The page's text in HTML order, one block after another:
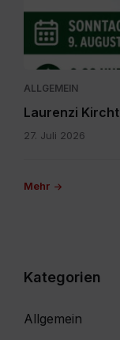
WA0000.jpg
ALLGEMEIN
Laurenzi
27. Juli 2026
Mehr
Kategorien
Allgemein